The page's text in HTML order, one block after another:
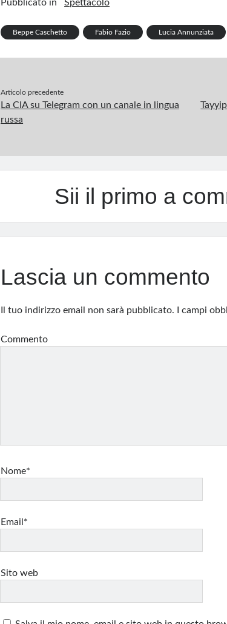
o
k
n
t
r
m A
p
Pubblicato in Spettacolo
Beppe Caschetto Fabio Fazio Lucia Annunziata
Articolo precedente
La CIA su Telegram con un canale in lingua
russa
Sii il primo a
Lascia un commento
Il tuo indirizzo email non sarà pubblicato. I campi
Commento
Nome*
Email*
Sito web